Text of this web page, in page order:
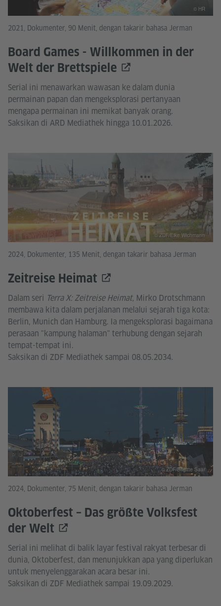
2021, Dokumenter, 90 Menit, dengan takarir bahasa Jerman
Board Games - Willkommen in der
Welt der Brettspiele
Serial ini menawarkan wawasan ke dalam dunia
permainan papan dan mengeksplorasi pertanyaan
mengapa permainan ini memikat banyak orang.
Saksikan di ARD Mediathek hingga 10.01.2026.
© HR
2024, Dokumenter, 135 Menit, dengan takarir bahasa Jerman
Zeitreise Heimat
Dalam seri Terra X: Zeitreise Heimat, Mirko Drotschmann
membawa kita dalam perjalanan melalui sejarah tiga kota:
Berlin, Munich dan Hamburg. Ia mengeksplorasi bagaimana
perasaan "kampung halaman" terhubung dengan sejarah
tempat-tempat ini.
Saksikan di ZDF Mediathek sampai 08.05.2034.
© ZDF/Eike Wichmann
2024, Dokumenter, 75 Menit, dengan takarir bahasa Jerman
Oktoberfest – Das größte Volksfest
der Welt
Serial ini melihat di balik layar festival rakyat terbesar di
dunia, Oktoberfest, dan menunjukkan apa yang diperlukan
untuk menyelenggarakan acara besar ini.
Saksikan di ZDF Mediathek sampai 19.09.2029.
© ZDF/Brigitte Saar